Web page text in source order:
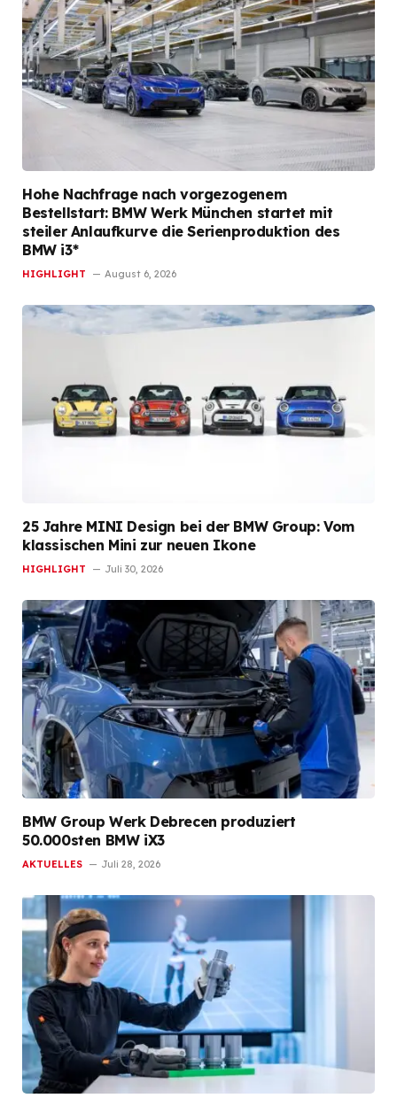
Hohe Nachfrage nach vorgezogenem
Bestellstart: BMW Werk München startet mit
steiler Anlaufkurve die Serienproduktion des
BMW i3*
HIGHLIGHT August 6, 2026
25 Jahre MINI Design bei der BMW Group: Vom
klassischen Mini zur neuen Ikone
HIGHLIGHT Juli 30, 2026
BMW Group Werk Debrecen produziert
50.000sten BMW iX3
AKTUELLES Juli 28, 2026